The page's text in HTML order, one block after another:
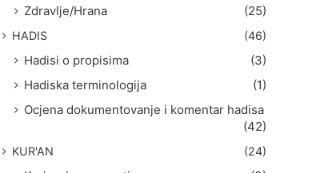
Zdravlje/Hrana
(25)
HADIS (46)
Hadisi o propisima
(3)
Hadiska terminologija
(1)
Ocjena dokumentovanje i komentar hadisa
(42)
KUR'AN (24)